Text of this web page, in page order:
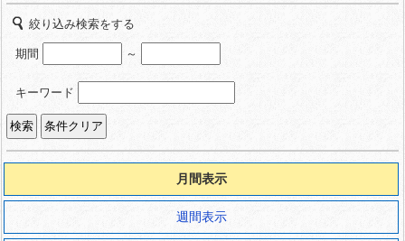
絞り込み検索をする
期間 ～
キーワード
月間表示
週間表示